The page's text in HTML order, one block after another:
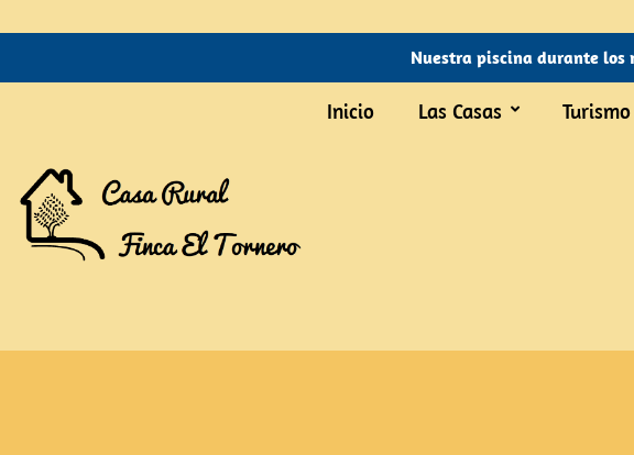
Nuestra piscina durante los
Inicio Las Casas Turismo